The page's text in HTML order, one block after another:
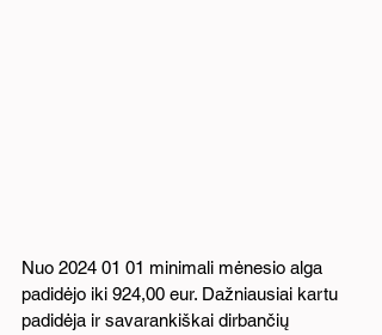
Nuo 2024 01 01 minimali mėnesio alga
padidėjo iki 924,00 eur. Dažniausiai kartu
padidėja ir savarankiškai dirbančių